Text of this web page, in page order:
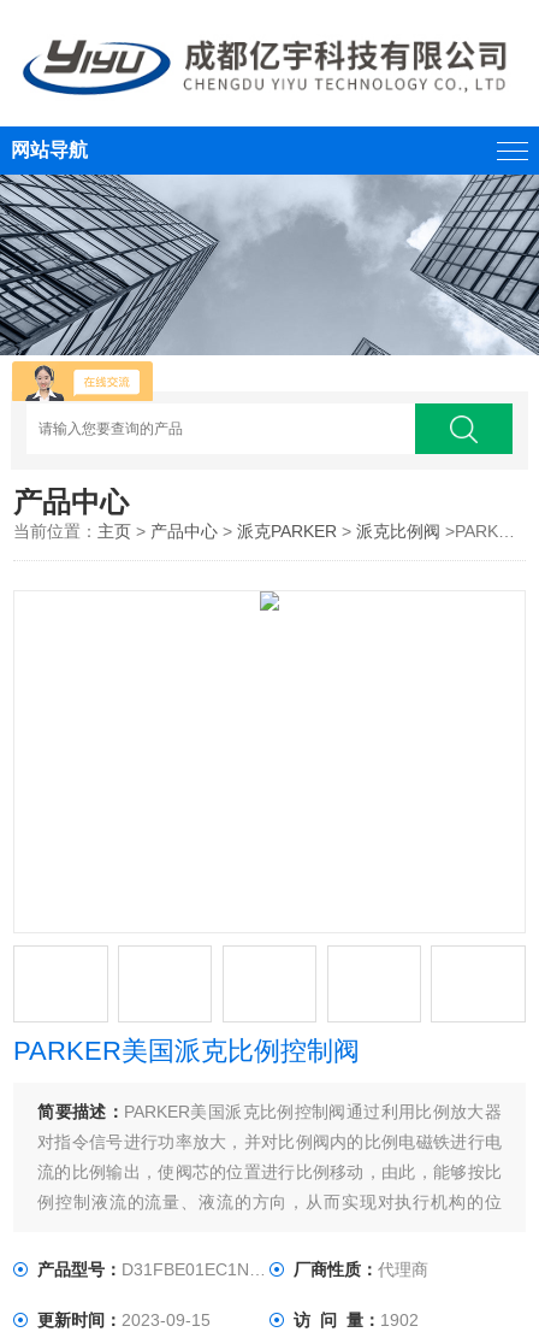
网站导航
产品中心
当前位置： 主页 > 产品中心 >派克PARKER >派克比例阀 >PARKER美国派克比例控制阀
PARKER美国派克比例控制阀
简要描述： PARKER美国派克比例控制阀通过利用比例放大器
对指令信号进行功率放大，并对比例阀内的比例电磁铁进行电
流的比例输出，使阀芯的位置进行比例移动，由此，能够按比
例控制液流的流量、液流的方向，从而实现对执行机构的位
合，也能够利用对执行器的位移和速度进行检测而构成闭环控
产品型号： D31FBE01EC1NF00 厂商性质： 代理商
更新时间：2023-09-15 访 问 量： 1902